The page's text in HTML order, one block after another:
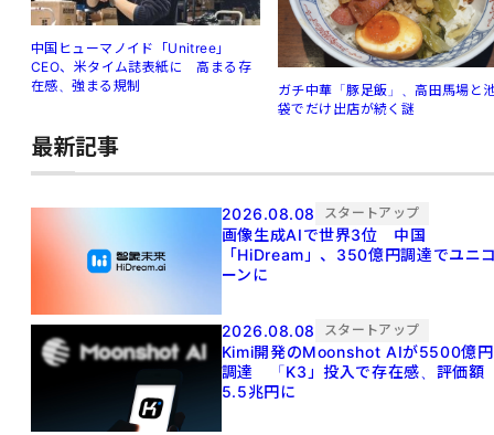
中国ヒューマノイド「Unitree」
CEO、米タイム誌表紙に 高まる存
在感、強まる規制
ガチ中華「豚足飯」、高田馬場と
袋でだけ出店が続く謎
最新記事
2026.08.08 スタートアップ
画像生成AIで世界3位 中国
「HiDream」、350億円調達でユニ
ーンに
2026.08.08 スタートアップ
Kimi開発のMoonshot AIが5500億円
調達 「K3」投入で存在感、評価額
5.5兆円に